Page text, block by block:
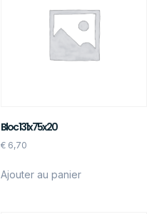
Bloc 131x75x20
€6,70
Ajouter au panier